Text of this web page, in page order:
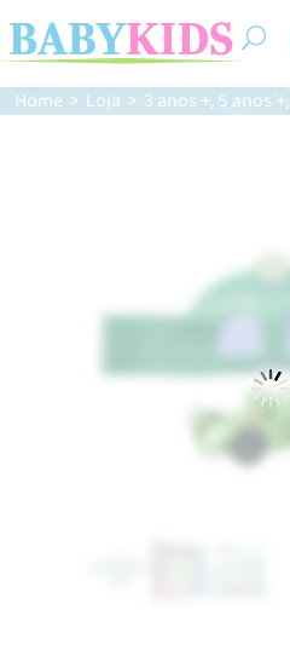
Home > Loja > 3 anos +,5 anos +,